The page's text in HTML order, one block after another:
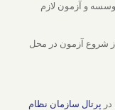
و آزمون لازم
حداقل ۱۵ دقیقه قبل از شروع آزمون در محل
پرتال سازمان نظام